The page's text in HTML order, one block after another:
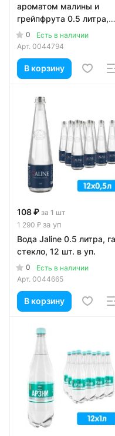
ароматом малины и
грейпфрута 0.5 литра,
газ, пэт, 12 шт. в уп.
0
Есть в наличии
Арт. 0044794
В корзину
108 ₽ за 1 шт
1 290 ₽ за уп
Вода Jaline 0.5 литра,
стекло, 12 шт. в уп.
0
Есть в наличии
Арт. 0044665
В корзину